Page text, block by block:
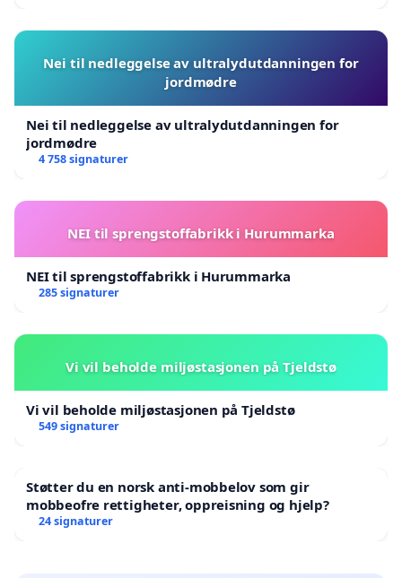
Nei til nedleggelse av ultralydutdanningen for
jordmødre
Nei til nedleggelse av ultralydutdanningen for
jordmødre
4 758 signaturer
NEI til sprengstoffabrikk i Hurummarka
NEI til sprengstoffabrikk i Hurummarka
285 signaturer
Vi vil beholde miljøstasjonen på Tjeldstø
Vi vil beholde miljøstasjonen på Tjeldstø
549 signaturer
Støtter du en norsk anti-mobbelov som gir
mobbeofre rettigheter, oppreisning og hjelp?
24 signaturer